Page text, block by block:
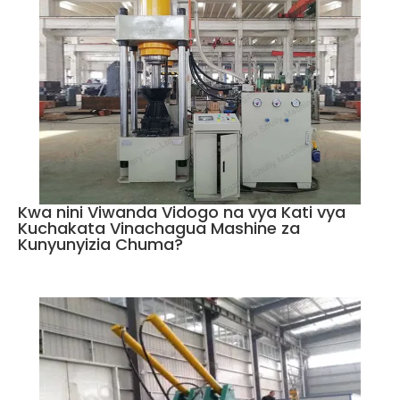
Kwa nini Viwanda Vidogo na vya Kati vya
Kuchakata Vinachagua Mashine za
Kunyunyizia Chuma?